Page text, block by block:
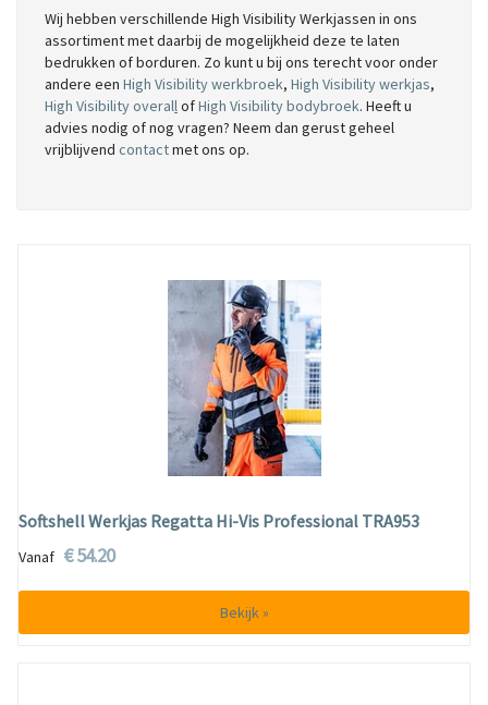
Wij hebben verschillende High Visibility Werkjassen in ons
assortiment met daarbij de mogelijkheid deze te laten
bedrukken of borduren. Zo kunt u bij ons terecht voor onder
andere een High Visibility werkbroek, High Visibility werkjas,
High Visibility overallofHigh Visibility bodybroek. Heeft u
advies nodig of nog vragen? Neem dan gerust geheel
vrijblijvend contactmet ons op.
Softshell Werkjas Regatta Hi-Vis Professional TRA953
Vanaf € 54.20
Bekijk »